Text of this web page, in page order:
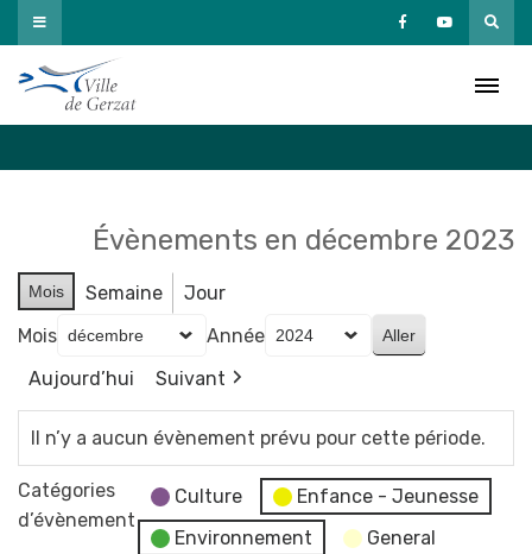
Passer
au
contenu
Évènements en décembre 2023
Mois Semaine
Jour
Mois
Année
Aujourd’hui
Suivant
Il n’y a aucun évènement prévu pour cette période.
Catégories
d’évènement
Culture
Enfance - Jeunesse
Environnement
General